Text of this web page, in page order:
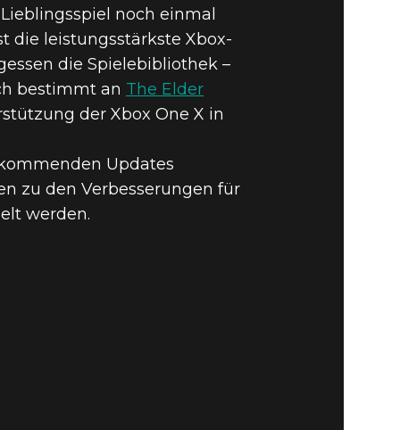
noch einmal
die leistungsstärkste Xbox-
die Spielebibliothek –
bestimmt an The Elder
der Xbox One X in
Updates
zu den Verbesserungen für
werden.